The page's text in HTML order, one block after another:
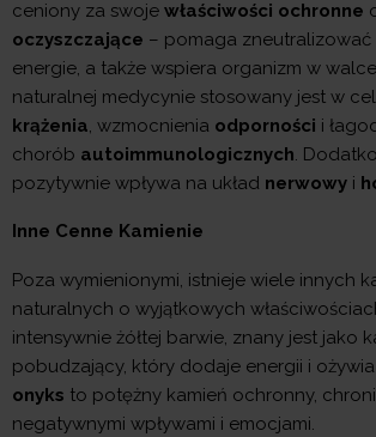
ceniony za swoje właściwości ochronne
oczyszczające – pomaga
energie, a także wspiera organizm w
naturalnej medycynie stosowany jest w
krążenia , wzmocnienia odporności i
chorób autoimmunologicznych .
pozytywnie wpływa na układ nerwowy i
Inne Cenne Kamienie
Poza wymienionymi, istnieje wiele innych
naturalnych o wyjątkowych
intensywnie żółtej barwie, znany jest jako
pobudzający, który dodaje energii i ożywia
onyks to potężny kamień ochronny,
negatywnymi wpływami i emocjami.